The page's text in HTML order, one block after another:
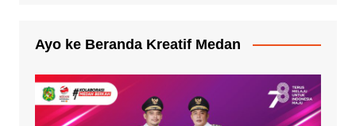
Ayo ke Beranda Kreatif Medan